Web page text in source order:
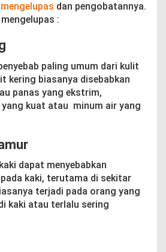
C
a
n
g
a
t
a
mengelupas dan pengobatannya.
:
paling umum dari kulit
kering biasanya disebabkan
panas yang ekstrim,
yang kuat atau minum air yang
dapat menyebabkan
kaki, terutama di sekitar
terjadi pada orang yang
kaki atau terlalu sering